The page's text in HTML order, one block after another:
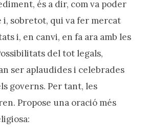
és a dir, com va poder
i, sobretot, qui va fer mercat
i, en canvi, en fa ara amb les
del tot legals,
ser aplaudides i celebrades
governs. Per tant, les
Propose una oració més